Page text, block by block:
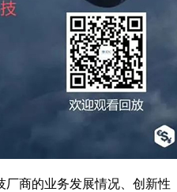
商的业务发展情况、创新性